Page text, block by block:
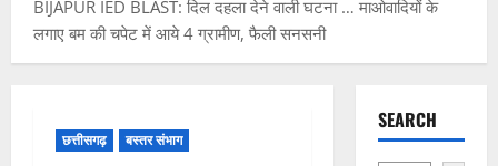
BIJAPUR IED BLAST: दिल दहला देने वाली घटना … माओवादियों के
लगाए बम की चपेट में आये 4 ग्रामीण, फैली सनसनी
छत्तीसगढ़ बस्तर संभाग
SEARCH